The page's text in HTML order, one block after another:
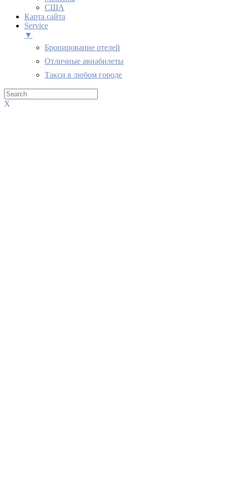
США
Карта сайта
Service
▼
Бронирование отелей
Отличные авиабилеты
Такси в любом городе
X